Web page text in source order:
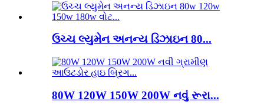
ઉચ્ચ લ્યુમેન અનન્ય ડિઝાઇન 80...
80W 120W 150W 200W નવું રૂરા...